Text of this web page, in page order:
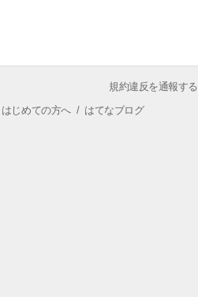
規約違反を通報する
はじめての方へ/ はてなブログ